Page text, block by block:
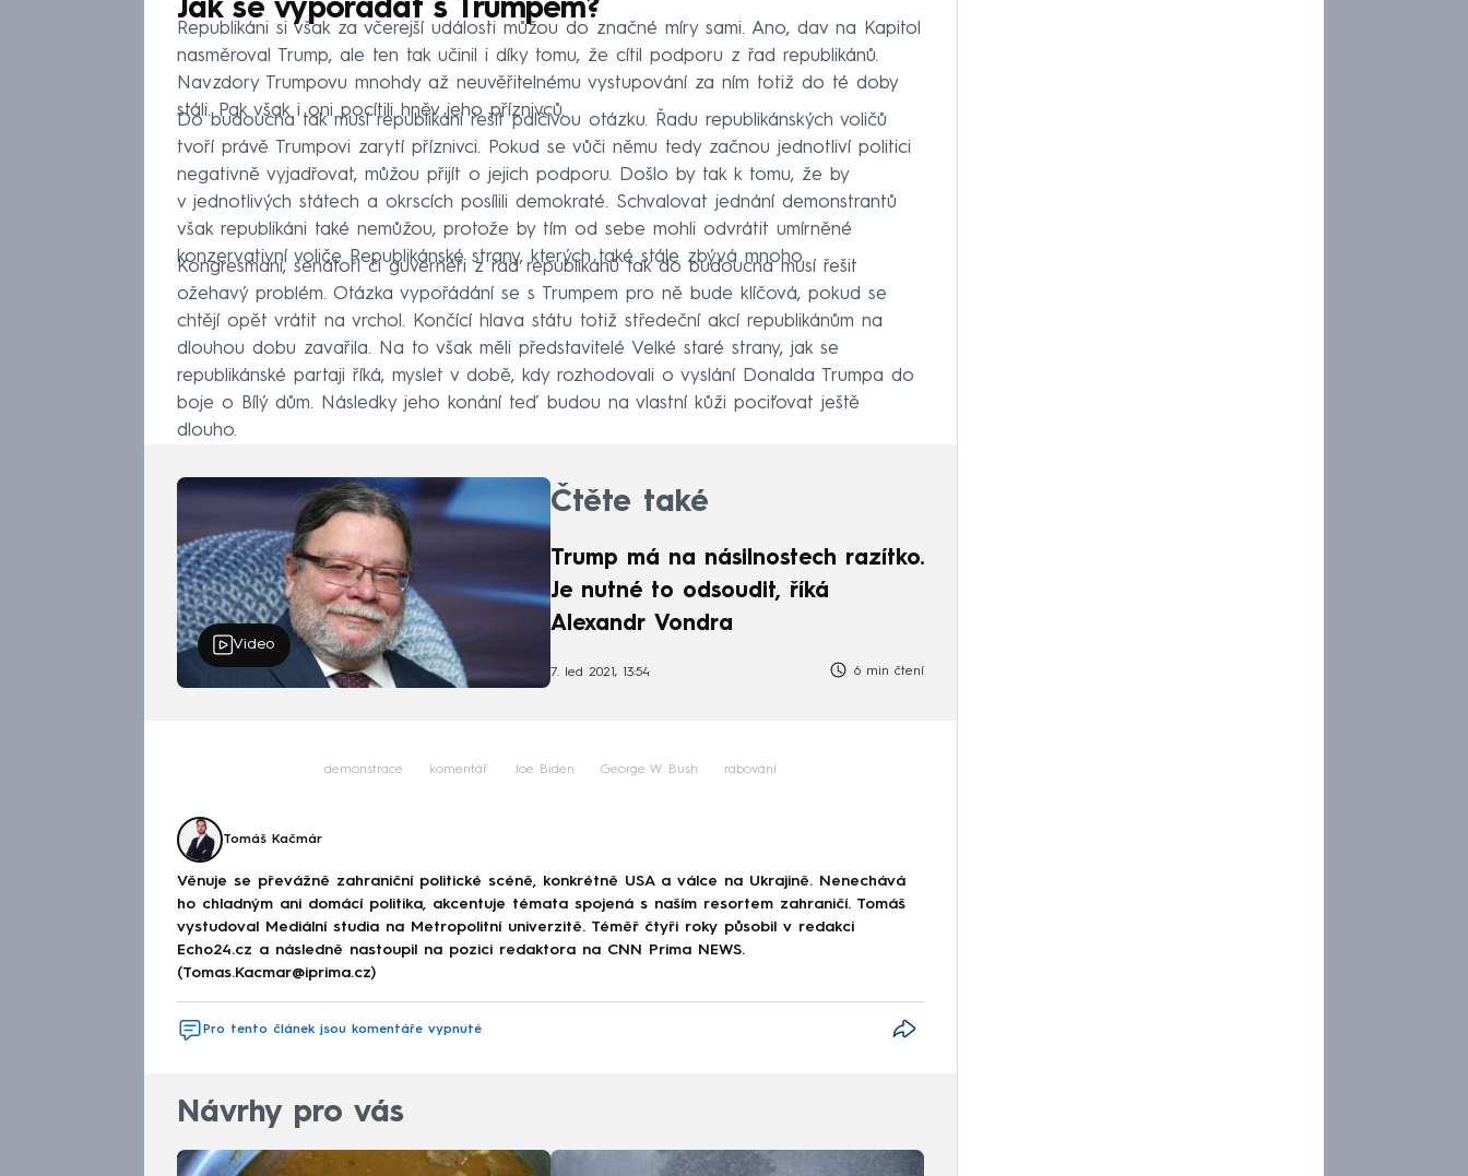
Jak se vypořádat s Trumpem?
Republikáni si však za včerejší události můžou do značné míry sami. Ano, dav na Kapitol
nasměroval Trump, ale ten tak učinil i díky tomu, že cítil podporu z řad republikánů.
Navzdory Trumpovu mnohdy až neuvěřitelnému vystupování za ním totiž do té doby
stáli. Pak však i oni pocítili hněv jeho příznivců.
Do budoucna tak musí republikáni řešit palčivou otázku. Řadu republikánských voličů
tvoří právě Trumpovi zarytí příznivci. Pokud se vůči němu tedy začnou jednotliví politici
negativně vyjadřovat, můžou přijít o jejich podporu. Došlo by tak k tomu, že by
v jednotlivých státech a okrscích posílili demokraté. Schvalovat jednání demonstrantů
však republikáni také nemůžou, protože by tím od sebe mohli odvrátit umírněné
konzervativní voliče Republikánské strany, kterých také stále zbývá mnoho.
Kongresmani, senátoři či guvernéři z řad republikánů tak do budoucna musí řešit
ožehavý problém. Otázka vypořádání se s Trumpem pro ně bude klíčová, pokud se
chtějí opět vrátit na vrchol. Končící hlava státu totiž středeční akcí republikánům na
dlouhou dobu zavařila. Na to však měli představitelé Velké staré strany, jak se
republikánské partaji říká, myslet v době, kdy rozhodovali o vyslání Donalda Trumpa do
boje o Bílý dům. Následky jeho konání teď budou na vlastní kůži pociťovat ještě
dlouho.
Video
Čtěte také
Trump má na násilnostech razítko.
Je nutné to odsoudit, říká
Alexandr Vondra
7. led 2021, 13:54 6 min čtení
demonstrace komentář Joe Biden George W. Bush rabování
Tomáš Kačmár
Věnuje se převážně zahraniční politické scéně, konkrétně USA a válce na Ukrajině. Nenechává
ho chladným ani domácí politika, akcentuje témata spojená s naším resortem zahraničí. Tomáš
vystudoval Mediální studia na Metropolitní univerzitě. Téměř čtyři roky působil v redakci
Echo24.cz a následně nastoupil na pozici redaktora na CNN Prima NEWS.
(Tomas.Kacmar@iprima.cz)
Pro tento článek jsou komentáře vypnuté
Návrhy pro vás